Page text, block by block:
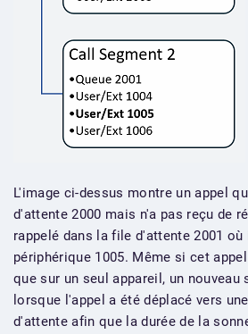
L'image ci-dessus montre un appel
d'attente 2000 mais n'a pas reçu de
rappelé dans la file d'attente 2001
périphérique 1005. Même si cet
que sur un seul appareil, un nouveau
lorsque l'appel a été déplacé vers
d'attente afin que la durée de la